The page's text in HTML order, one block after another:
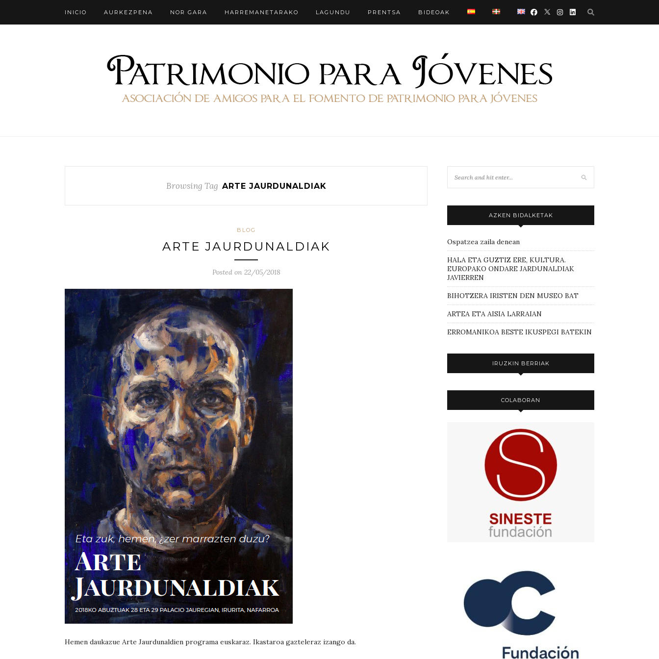
INICIO AURKEZPENA NOR GARA HARREMANETARAKO LAGUNDU PRENTSA BIDEOAK
Browsing Tag ARTE JAURDUNALDIAK
BLOG
ARTE JAURDUNALDIAK
Posted on 22/05/2018
Hemen daukazue Arte Jaurdunaldien programa euskaraz. Ikastaroa gazteleraz izango da.
AZKEN BIDALKETAK
Ospatzea zaila denean
HALA ETA GUZTIZ ERE, KULTURA.
EUROPAKO ONDARE JARDUNALDIAK
JAVIERREN
BIHOTZERA IRISTEN DEN MUSEO BAT
ARTEA ETA AISIA LARRAIAN
ERROMANIKOA BESTE IKUSPEGI BATEKIN
IRUZKIN BERRIAK
COLABORAN